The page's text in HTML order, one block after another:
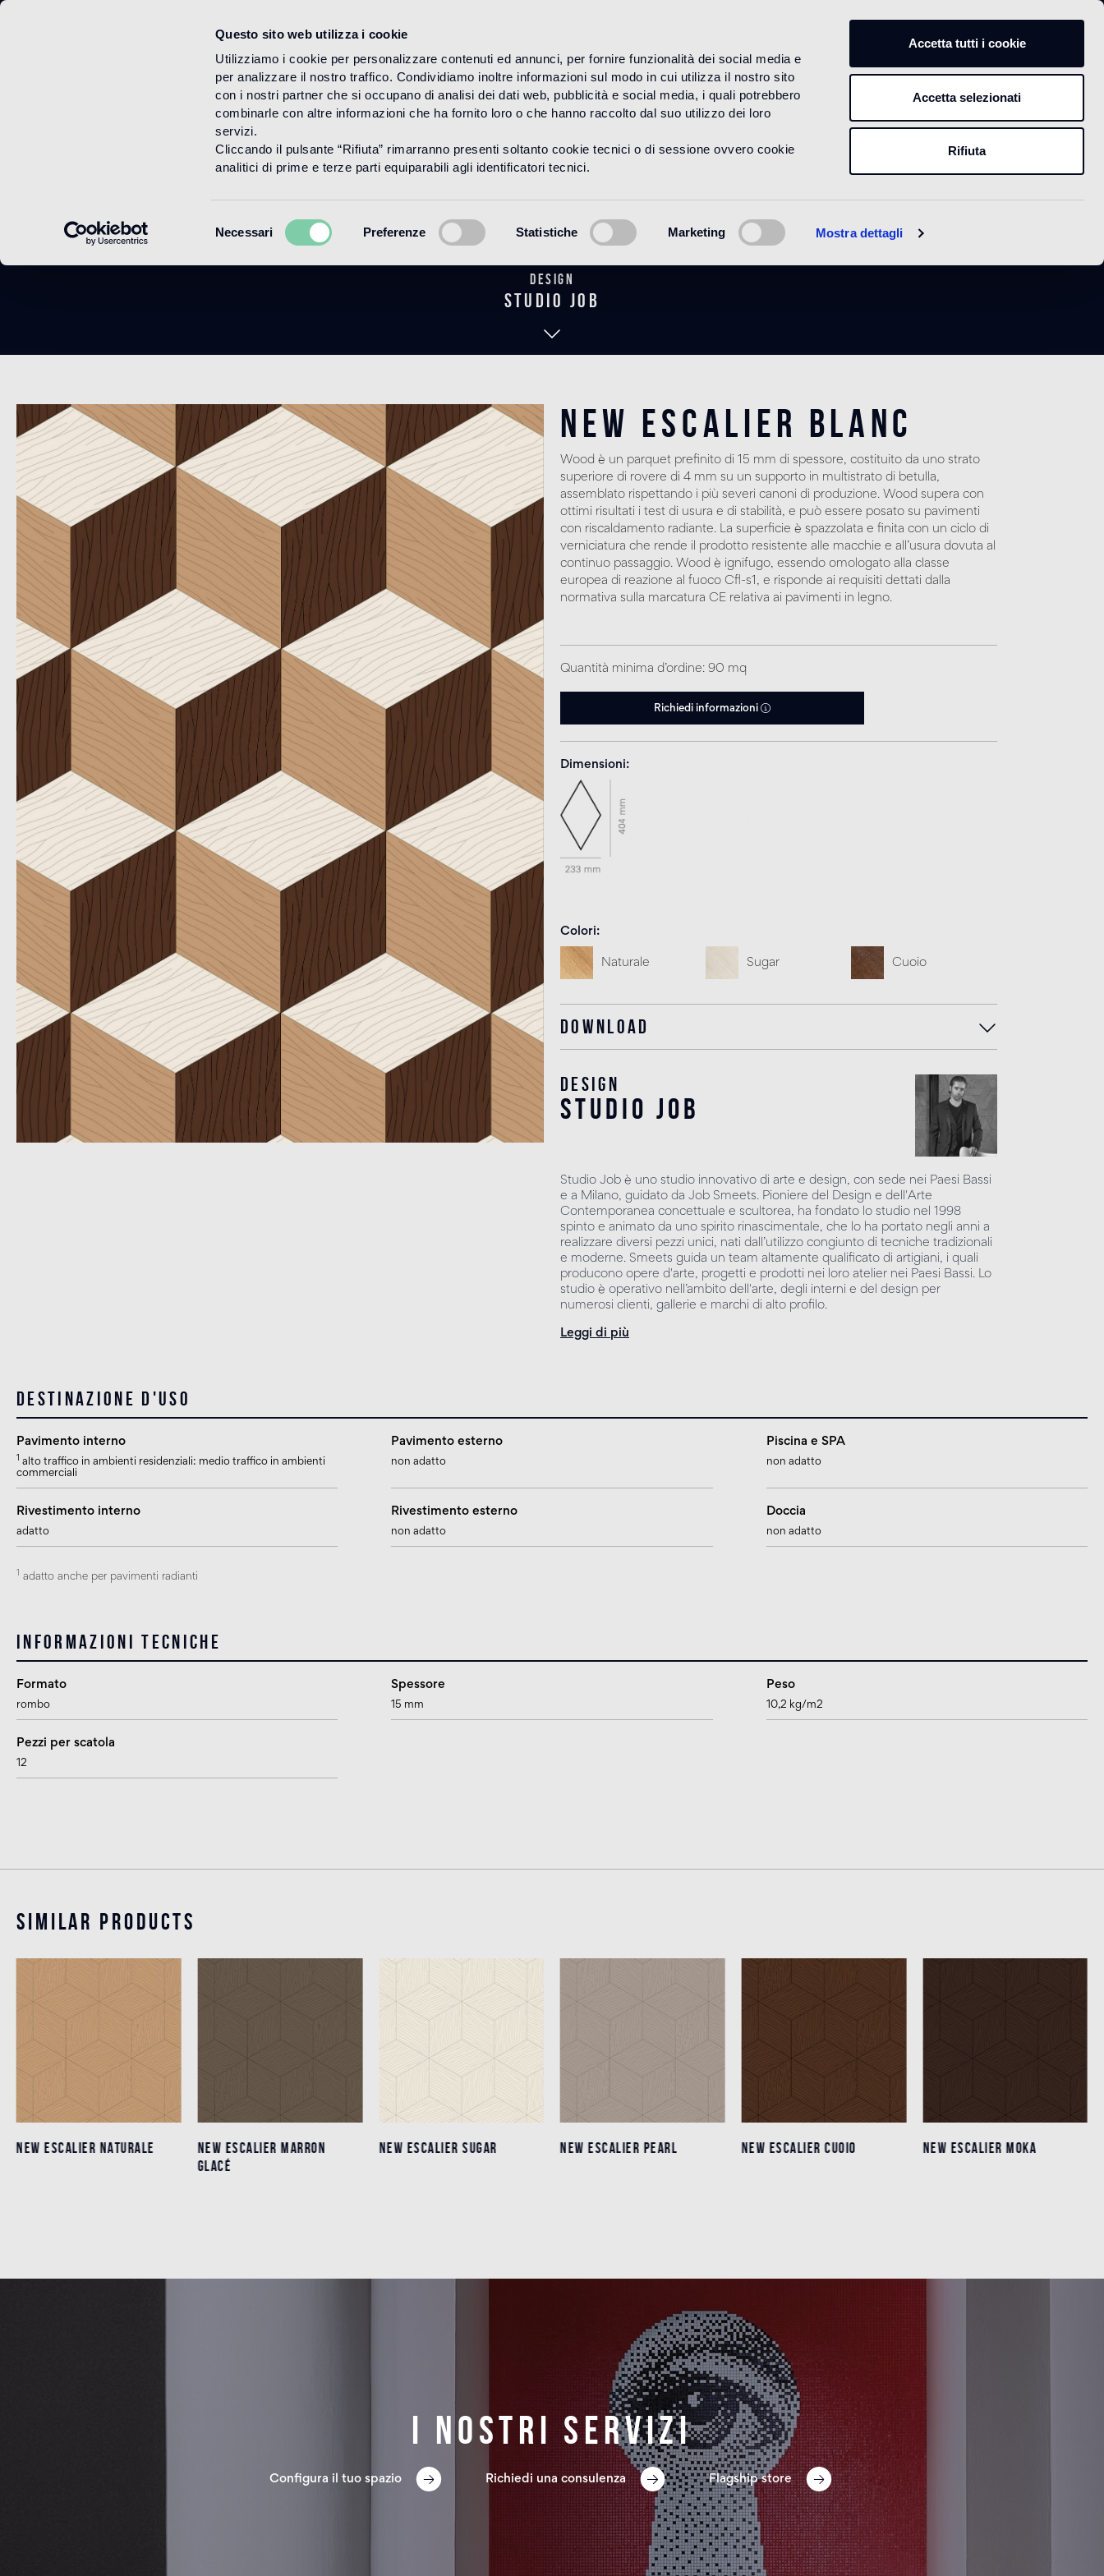
Questo sito web utilizza i cookie
Utilizziamo i cookie per personalizzare contenuti ed annunci, per fornire funzionalità dei social media e
per analizzare il nostro traffico. Condividiamo inoltre informazioni sul modo in cui utilizza il nostro sito
con i nostri partner che si occupano di analisi dei dati web, pubblicità e social media, i quali potrebbero
combinarle con altre informazioni che ha fornito loro o che hanno raccolto dal suo utilizzo dei loro
servizi.
Cliccando il pulsante “Rifiuta” rimarranno presenti soltanto cookie tecnici o di sessione ovvero cookie
analitici di prime e terze parti equiparabili agli identificatori tecnici.
del
Necessari Preferenze Statistiche Marketing Mostra dettagli
Accetta tutti i cookie
Accetta selezionati
Rifiuta
HOME PRODOTTI WOOD DECORI
New Escalier Blanc
Design
studio job
New Escalier Blanc
Wood è un parquet prefinito di 15 mm di spessore, costituito da uno strato
superiore di rovere di 4 mm su un supporto in multistrato di betulla,
assemblato rispettando i più severi canoni di produzione. Wood supera con
ottimi risultati i test di usura e di stabilità, e può essere posato su pavimenti
con riscaldamento radiante. La superficie è spazzolata e finita con un ciclo di
verniciatura che rende il prodotto resistente alle macchie e all’usura dovuta al
continuo passaggio. Wood è ignifugo, essendo omologato alla classe
europea di reazione al fuoco Cfl-s1, e risponde ai requisiti dettati dalla
normativa sulla marcatura CE relativa ai pavimenti in legno.
Quantità minima d’ordine: 90 mq
Richiedi informazioni
Dimensioni
Colori
Naturale Sugar Cuoio
Download
Design
studio job
Studio Job è uno studio innovativo di arte e design, con sede nei Paesi Bassi
e a Milano, guidato da Job Smeets. Pioniere del Design e dell'Arte
Contemporanea concettuale e scultorea, ha fondato lo studio nel 1998
spinto e animato da uno spirito rinascimentale, che lo ha portato negli anni a
realizzare diversi pezzi unici, nati dall’utilizzo congiunto di tecniche tradizionali
e moderne. Smeets guida un team altamente qualificato di artigiani, i quali
producono opere d'arte, progetti e prodotti nei loro atelier nei Paesi Bassi. Lo
studio è operativo nell’ambito dell'arte, degli interni e del design per
numerosi clienti, gallerie e marchi di alto profilo.
Leggi di più
Destinazione d'uso
Pavimento interno
alto traffico in ambienti residenziali: medio traffico in ambienti
commerciali
Pavimento esterno
non adatto
Piscina e SPA
non adatto
Rivestimento interno
adatto
Rivestimento esterno
non adatto
Doccia
non adatto
adatto anche per pavimenti radianti
Informazioni tecniche
Formato
rombo
Spessore
15 mm
Peso
10,2 kg/m2
Pezzi per scatola
12
Similar products
NEW ESCALIER NATURALE
NEW ESCALIER NATURALE
NEW ESCALIER MARRON
GLACÉ
NEW ESCALIER MARRON
GLACÉ
NEW ESCALIER SUGAR
NEW ESCALIER SUGAR NEW ESCALIER PEARL
NEW ESCALIER PEARL NEW ESCALIER CUOIO
NEW ESCALIER CUOIO NEW ESCALIER MOKA
NEW ESCALIER MOKA
I nostri servizi
Configura il tuo spazio Richiedi una consulenza Flagship store